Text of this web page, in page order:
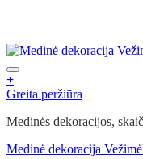
+
This
has
variants.
Greita peržiūra
Medinės dekoracijos,
Medinė dekoracija